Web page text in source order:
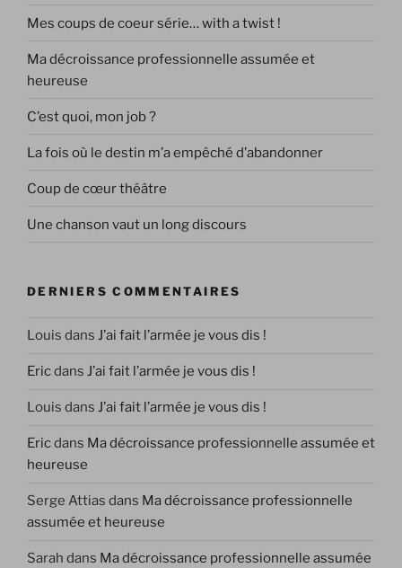
Mes coups de coeur série… with a twist !
Ma décroissance professionnelle assumée et
heureuse
C’est quoi, mon job ?
La fois où le destin m’a empêché d’abandonner
Coup de cœur théâtre
Une chanson vaut un long discours
DERNIERS COMMENTAIRES
Louis dans J’ai fait l’armée je vous dis !
Ericdans J’ai fait l’armée je vous dis !
Louis dans J’ai fait l’armée je vous dis !
Ericdans Ma décroissance professionnelle assumée et
heureuse
Serge Attias dans Ma décroissance professionnelle
assumée et heureuse
Sarah dans Ma décroissance professionnelle assumée